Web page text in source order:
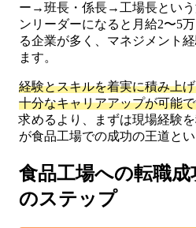
ー→班長・係長→工場長という
ンリーダーになると月給2〜5
る企業が多く、マネジメント
ます。
経験とスキルを着実に積み上
十分なキャリアアップが可能
求めるより、まずは現場経験
が食品工場での成功の王道とい
食品工場への転職
のステップ